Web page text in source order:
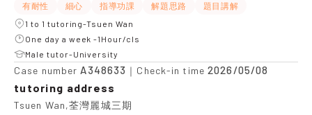
有耐性 細心 指導功課 解題思路
題目講解
1 to 1 tutoring-Tsuen Wan
One day a week -1Hour/cls
Male tutor-University
Case number A348633 ｜Check-in time2026/05/08
tutoring address
Tsuen Wan,荃灣麗城三期